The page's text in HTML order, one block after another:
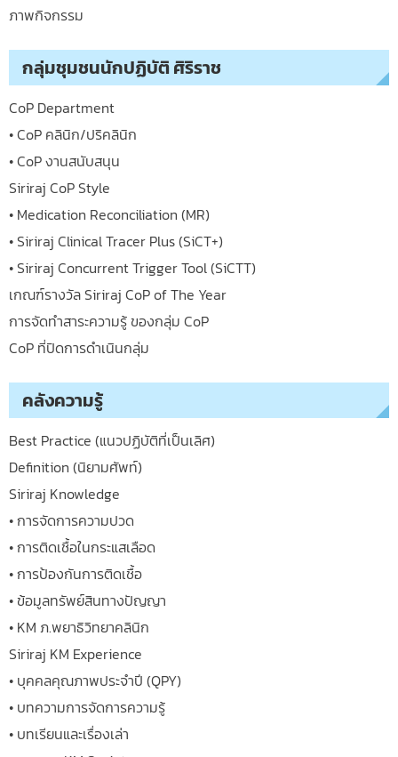
ภาพกิจกรรม
กลุ่มชุมชนนักปฏิบัติ ศิริราช
CoP Department
• CoP คลินิก/ปริคลินิก
• CoP งานสนับสนุน
Siriraj CoP Style
• Medication Reconciliation (MR)
• Siriraj Clinical Tracer Plus (SiCT+)
• Siriraj Concurrent Trigger Tool (SiCTT)
เกณฑ์รางวัล Siriraj CoP of The Year
การจัดทำสาระความรู้ ของกลุ่ม CoP
CoP ที่ปิดการดำเนินกลุ่ม
คลังความรู้
Best Practice (แนวปฏิบัติที่เป็นเลิศ)
Definition (นิยามศัพท์)
Siriraj Knowledge
• การจัดการความปวด
• การติดเชื้อในกระแสเลือด
• การป้องกันการติดเชื้อ
• ข้อมูลทรัพย์สินทางปัญญา
• KM ภ.พยาธิวิทยาคลินิก
Siriraj KM Experience
• บุคคลคุณภาพประจำปี (QPY)
• บทความการจัดการความรู้
• บทเรียนและเรื่องเล่า